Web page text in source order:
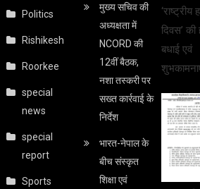
Politics
Rishikesh
Roorkee
special
news
special
report
Sports
मुख्य सचिव की
अध्यक्षता में
NCORD की
12वीं बैठक,
नशा तस्करी पर
सख्त कार्रवाई के
निर्देश
भारत-नेपाल के
बीच संस्कृत
शिक्षा एवं
दिवस’ की
बधाई एवं